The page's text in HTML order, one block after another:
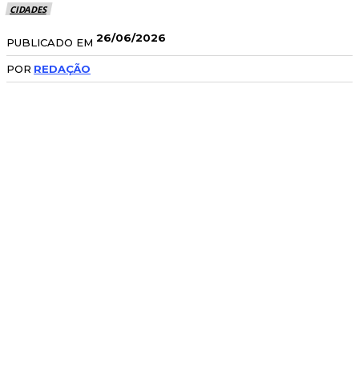
CIDADES
PUBLICADO EM 26/06/2026
POR REDAÇÃO